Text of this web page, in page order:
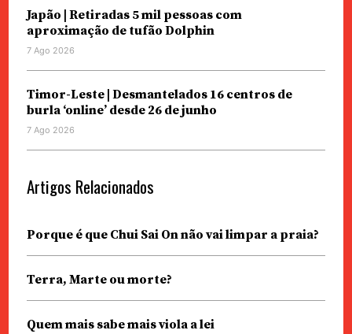
Japão | Retiradas 5 mil pessoas com
aproximação de tufão Dolphin
7 Ago 2026
Timor-Leste | Desmantelados 16 centros de
burla ‘online’ desde 26 de junho
7 Ago 2026
Artigos Relacionados
Porque é que Chui Sai On não vai limpar a praia?
Terra, Marte ou morte?
Quem mais sabe mais viola a lei